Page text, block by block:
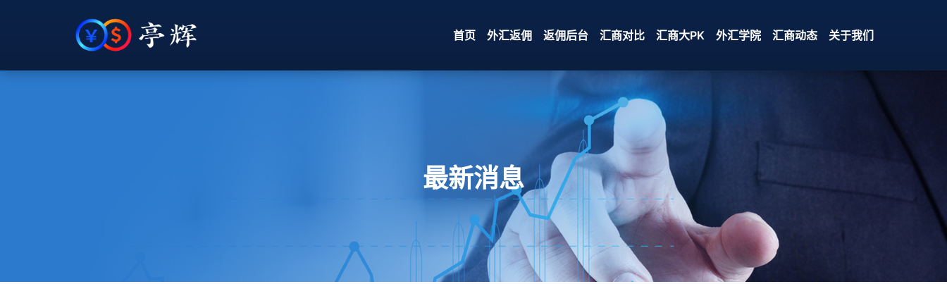
首页 外汇返佣 返佣后台 汇商对比 汇商大PK 外汇学院 汇商动态 关于我们
最新消息